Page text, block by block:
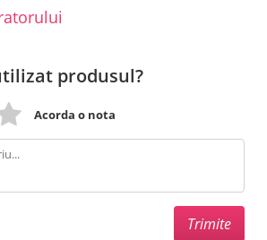
produsul?
Acorda o nota